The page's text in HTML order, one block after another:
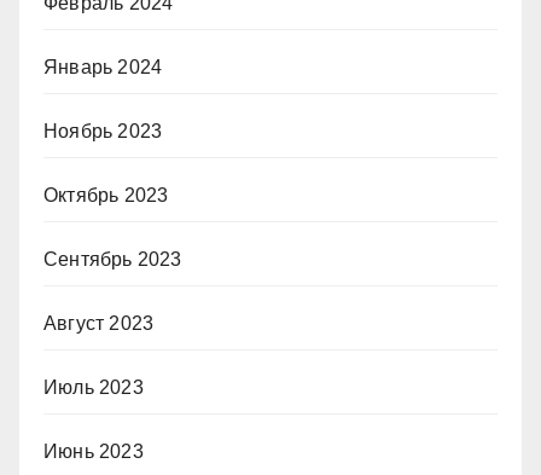
Январь 2024
Ноябрь 2023
Октябрь 2023
Сентябрь 2023
Август 2023
Июль 2023
Июнь 2023